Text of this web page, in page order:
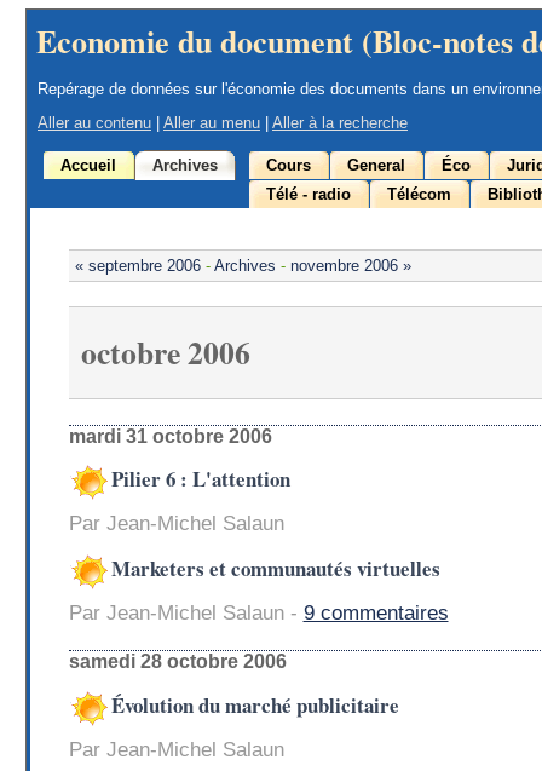
Economie du document (Bloc-notes
Repérage de données sur l'économie des documents dans un
Aller au contenu
Aller au menu Aller à la recherche
Accueil Archives Cours General Éco
Télé - radio
Télécom
« septembre 2006- Archives - novembre 2006 »
octobre 2006
mardi 31 octobre 2006
Pilier 6 : L'attention
Par Jean-Michel Salaun
Marketers et communautés virtuelles
Par Jean-Michel Salaun - 9 commentaires
samedi 28 octobre 2006
Évolution du marché publicitaire
Par Jean-Michel Salaun